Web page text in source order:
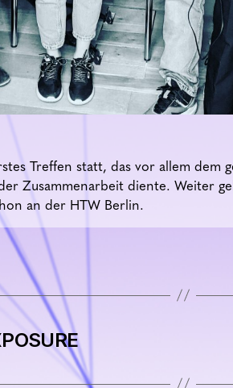
Treffen statt, das vor allem dem
Zusammenarbeit diente. Weiter
an der HTW Berlin.